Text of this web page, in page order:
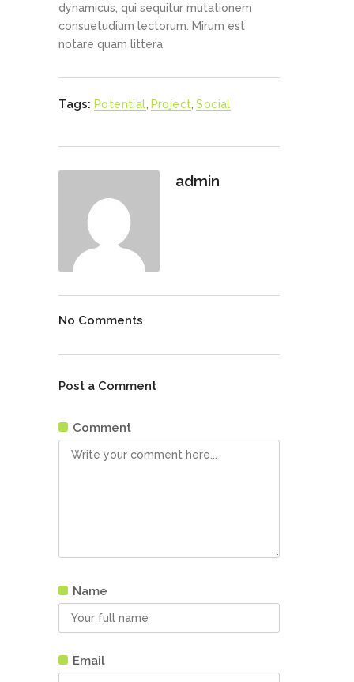
dynamicus, qui sequitur mutationem
consuetudium lectorum. Mirum est
notare quam littera
Tags: Potential Project Social
admin
No Comments
Post a Comment
Comment
Name
Email